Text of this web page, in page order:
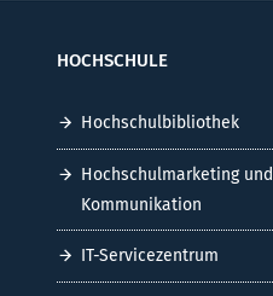
HOCHSCHULE
Hochschulbibliothek
Hochschulmarketing und
Kommunikation
IT-Servicezentrum